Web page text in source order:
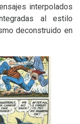
interpolados
al estilo
deconstruido en